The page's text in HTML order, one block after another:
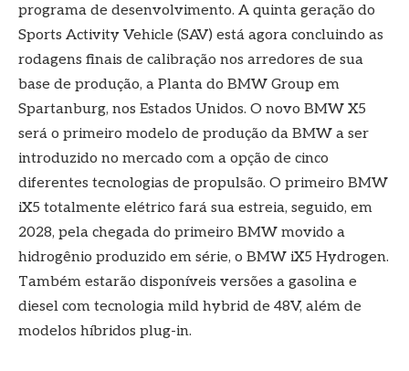
programa de desenvolvimento. A quinta geração do
Sports Activity Vehicle (SAV) está agora concluindo as
rodagens finais de calibração nos arredores de sua
base de produção, a Planta do BMW Group em
Spartanburg, nos Estados Unidos. O novo BMW X5
será o primeiro modelo de produção da BMW a ser
introduzido no mercado com a opção de cinco
diferentes tecnologias de propulsão. O primeiro BMW
iX5 totalmente elétrico fará sua estreia, seguido, em
2028, pela chegada do primeiro BMW movido a
hidrogênio produzido em série, o BMW iX5 Hydrogen.
Também estarão disponíveis versões a gasolina e
diesel com tecnologia mild hybrid de 48V, além de
modelos híbridos plug-in.